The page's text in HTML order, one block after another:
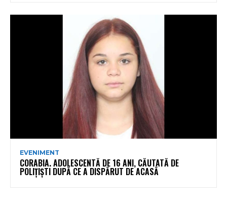
EVENIMENT
CORABIA. ADOLESCENTĂ DE 16 ANI, CĂUTATĂ DE
POLIȚIȘTI DUPĂ CE A DISPĂRUT DE ACASĂ